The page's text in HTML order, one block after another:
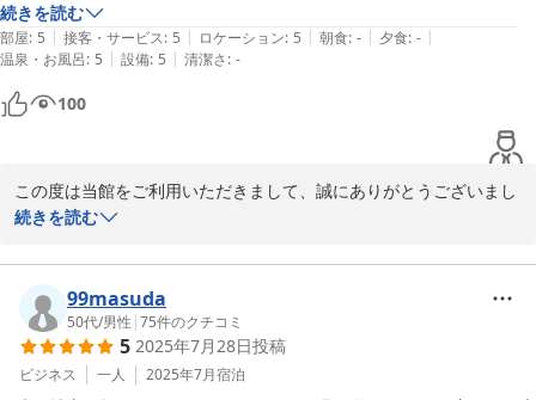
続きを読む
部屋: 5 | 接客・サービス: 5 | ロケーション: 5 | 朝食: - | 夕食: - |
温泉・お風呂: 5 | 設備: 5 | 清潔さ: -
100
この度は当館をご利用いただきまして、誠にありがとうございまし
た。
良くお過ごしいただけたようで安心いたしました。
また機会がございましたら、秋田の四季折々のお祭りに足を運んで
いただけますと嬉しいです。
またのご来館を心よりお待ちしております。
2025-08-14
続きを読む
99masuda
50代/男性 |75件のクチコミ
5 2025年7月28日投稿
ビジネス 一人 2025年7月宿泊